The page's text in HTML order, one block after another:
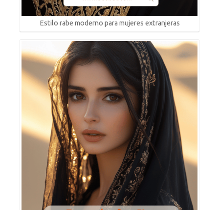
Estilo rabe moderno para mujeres extranjeras